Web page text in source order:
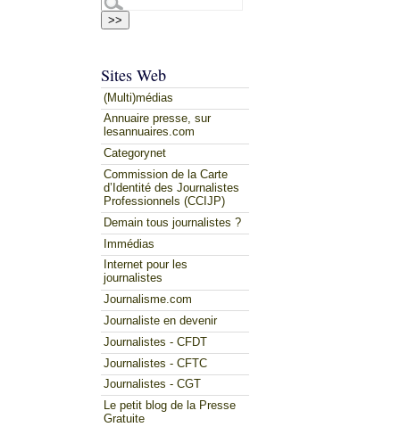
Sites Web
(Multi)médias
Annuaire presse, sur
lesannuaires.com
Categorynet
Commission de la Carte
d’Identité des Journalistes
Professionnels (CCIJP)
Demain tous journalistes ?
Immédias
Internet pour les
journalistes
Journalisme.com
Journaliste en devenir
Journalistes - CFDT
Journalistes - CFTC
Journalistes - CGT
Le petit blog de la Presse
Gratuite